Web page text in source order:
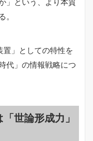
。
置」としての特性を
代」の情報戦略につ
世論形成力」